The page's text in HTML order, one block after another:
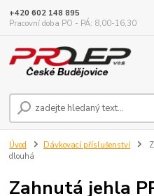
+420 602 148 895
Pracovní doba PO - PÁ: 8,00-16,30
Úvod Dávkovací příslušenství
dlouhá
Zahnutá jehla